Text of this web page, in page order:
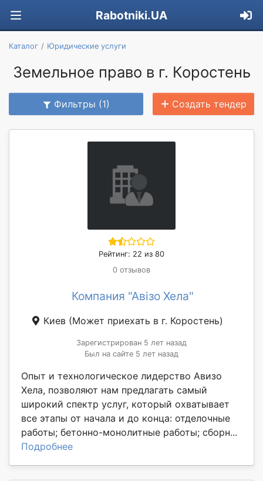
Rabotniki.UA
Каталог Юридические услуги
Земельное право в г. Коростень
Фильтры (1) Создать тендер
Рейтинг: 22 из 80
0 отзывов
Компания "Авізо Хела"
Киев (Может приехать в г. Коростень)
Зарегистрирован 5 лет назад
Был на сайте 5 лет назад
Опыт и технологическое лидерство Авизо
Хела, позволяют нам предлагать самый
широкий спектр услуг, который охватывает
все этапы от начала и до конца: отделочные
работы; бетонно-монолитные работы; сборн...
Подробнее